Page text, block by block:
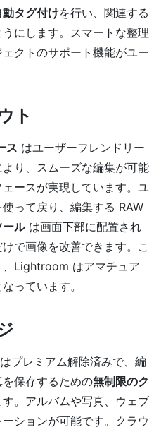
動タグ付けを行い、関連する
にします。スマートな整理
クトのサポート機能がユー
ト
ス はユーザーフレンドリー
り、スムーズな編集が可能
ースが実現しています。ユ
って戻り、編集する RAW
ールは画面下部に配置され
で画像を改善できます。こ
Lightroom はアマチュア
っています。
はプレミアム解除済みで、編
保存するための無制限のク
す。アルバムや写真、ウェブ
ションが可能です。クラウ